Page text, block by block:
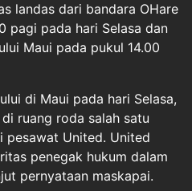
landas dari bandara OHare
pagi pada hari Selasa dan
Maui pada pukul 14.00
di Maui pada hari Selasa,
ruang roda salah satu
pesawat United. United
penegak hukum dalam
pernyataan maskapai.